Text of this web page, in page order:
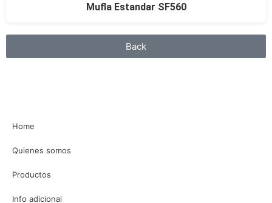
Mufla Estandar SF560
Back
Home
Quienes somos
Productos
Info adicional